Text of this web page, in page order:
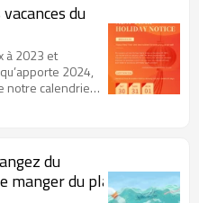
du
à 2023 et
2024,
notre calendrier
sera
du
manger du plastique : une